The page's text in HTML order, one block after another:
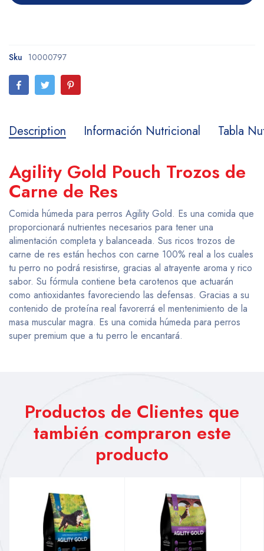
Sku 10000797
Description Información Nutricional Tabla
Agility Gold Pouch Trozos de
Carne de Res
Comida húmeda para perros Agility Gold. Es una comida que
proporcionará nutrientes necesarios para tener una
alimentación completa y balanceada. Sus ricos trozos de
carne de res están hechos con carne 100% real a los cuales
tu perro no podrá resistirse, gracias al atrayente aroma y rico
sabor. Su fórmula contiene beta carotenos que actuarán
como antioxidantes favoreciendo las defensas. Gracias a su
contenido de proteína real favorerrá el mentenimiento de la
masa muscular magra. Es una comida húmeda para perros
super premium que a tu perro le encantará.
Productos de Clientes que
también compraron este
producto